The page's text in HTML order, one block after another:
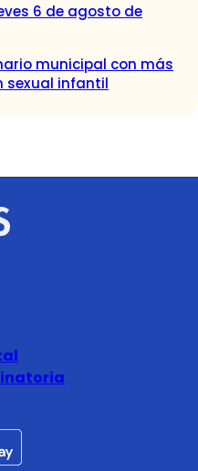
6 de agosto de
municipal con más
sexual infantil